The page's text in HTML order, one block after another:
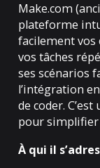
Make.com
plateforme
facilement
vos tâches
ses scénarios
l’intégration
de coder.
pour
À qui il